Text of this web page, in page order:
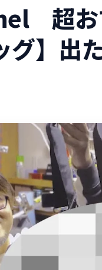
超お
グ】出